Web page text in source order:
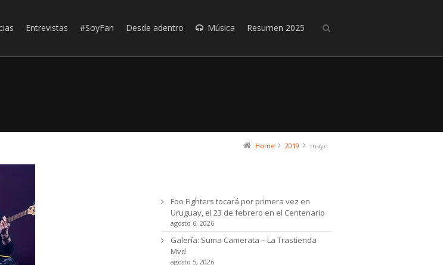
Entrevistas #SoyFan Desde adentro Música Resumen 2025
Home 2019 mayo
Foo Fighters tocará por primera vez en
Uruguay, el 23 de febrero en el Centenario
agosto 6, 2026
Galería: Suma Camerata – La Trastienda
Mvd
agosto 5, 2026